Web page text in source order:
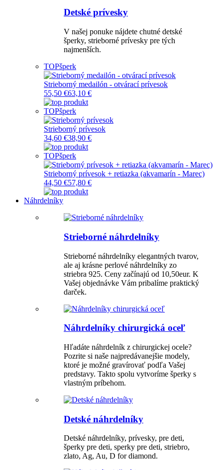
Detské prívesky
V našej ponuke nájdete chutné detské
šperky, strieborné prívesky pre tých
najmenších.
TOPšperk
Strieborný medailón - otvárací prívesok
55,50 €63,10 €
TOPšperk
Strieborný prívesok
34,60 €38,90 €
TOPšperk
Strieborný prívesok + retiazka (akvamarín - Marec)
44,50 €57,80 €
Náhrdelníky
Strieborné náhrdelníky
Strieborné náhrdelníky elegantných tvarov,
ale aj krásne perlové náhrdelníky zo
striebra 925. Ceny začínajú od 10,50eur. K
Vašej objednávke Vám pribalíme praktický
darček.
Náhrdelníky chirurgická oceľ
Hľadáte náhrdelník z chirurgickej ocele?
Pozrite si naše najpredávanejšie modely,
ktoré je možné gravírovať podľa Vašej
predstavy. Takto spolu vytvoríme šperky s
vlastným príbehom.
Detské náhrdelníky
Detské náhrdelníky, prívesky, pre deti,
šperky pre deti, sperky pre deti, striebro,
zlato, Ag, Au, D for diamond.